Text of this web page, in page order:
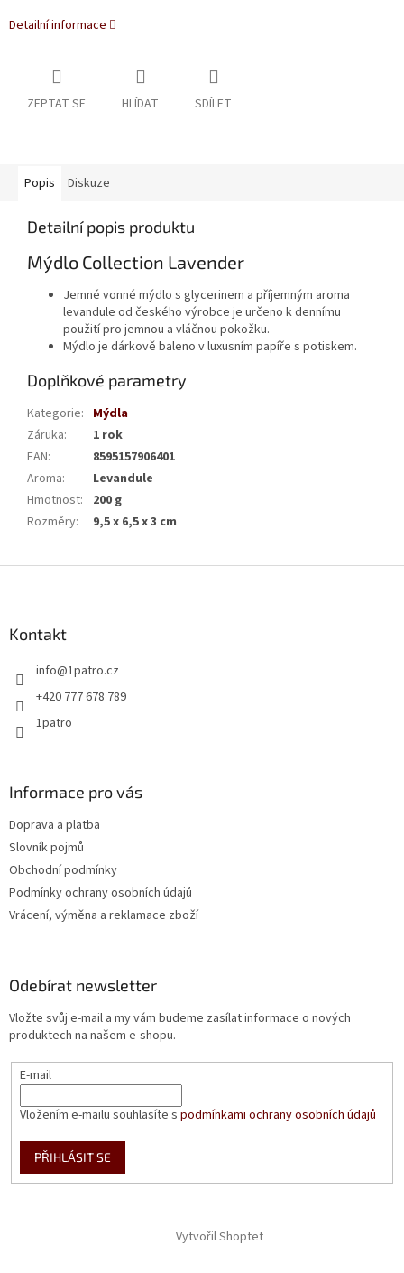
Detailní informace
ZEPTAT SE HLÍDAT SDÍLET
Popis Diskuze
Detailní popis produktu
Mýdlo Collection Lavender
Jemné vonné mýdlo s glycerinem a příjemným aroma
levandule od českého výrobce je určeno k dennímu
použití pro jemnou a vláčnou pokožku.
Mýdlo je dárkově baleno v luxusním papíře s potiskem.
Doplňkové parametry
Kategorie: Mýdla
Záruka:
1 rok
EAN:
8595157906401
Aroma:
Levandule
Hmotnost:
200 g
Rozměry: 9,5 x 6,5 x 3 cm
Kontakt
info@1patro.cz
+420 777 678 789
1patro
Informace pro vás
Doprava a platba
Slovník pojmů
Obchodní podmínky
Podmínky ochrany osobních údajů
Vrácení, výměna a reklamace zboží
Odebírat newsletter
Vložte svůj e-mail a my vám budeme zasílat informace o nových
produktech na našem e-shopu.
E-mail
Vložením e-mailu souhlasíte s podmínkami ochrany osobních údajů
PŘIHLÁSIT SE
Vytvořil Shoptet